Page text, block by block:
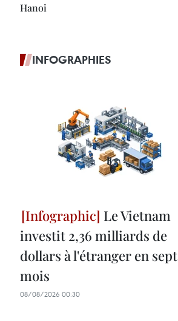
Hanoi
INFOGRAPHIES
Le Vietnam
investit 2,36 milliards de
dollars à l'étranger en sept
mois
08/08/2026 00:30